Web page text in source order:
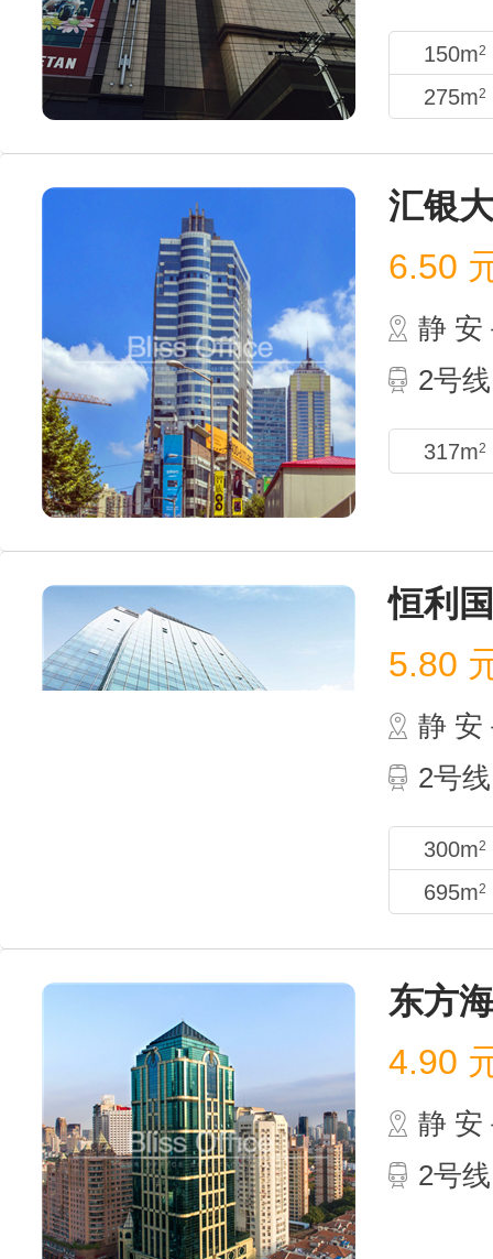
150m2
275m2
汇银
6.50
静 安
2号
317m2
恒利
5.80
静 安
2号
300m2
695m2
东方
4.90
静 安
2号